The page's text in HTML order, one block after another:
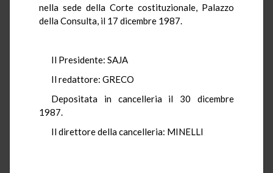
nella sede della Corte costituzionale, Palazzo
della Consulta, il 17 dicembre 1987.
Il Presidente: SAJA
Il redattore: GRECO
Depositata in cancelleria il 30 dicembre
1987.
Il direttore della cancelleria: MINELLI